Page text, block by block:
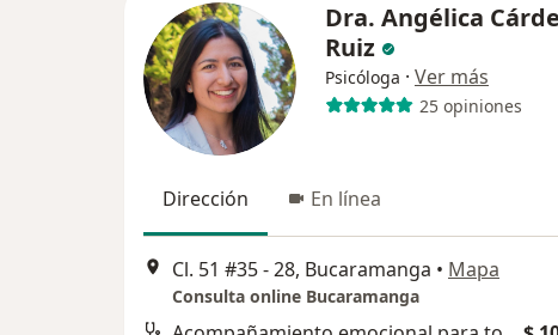
Dra. Angélica
Ruiz
Psicóloga · Ver más
25 opiniones
Dirección En línea
Cl. 51 #35 - 28, Bucaramanga • Mapa
Consulta online Bucaramanga